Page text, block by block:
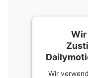
Wir
Wir